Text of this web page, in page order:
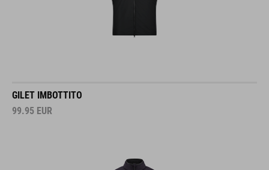
GILET IMBOTTITO
99.95 EUR